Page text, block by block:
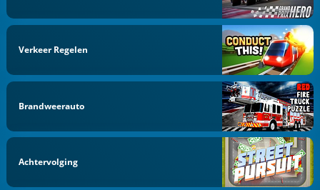
Verkeer Regelen
Brandweerauto
Achtervolging